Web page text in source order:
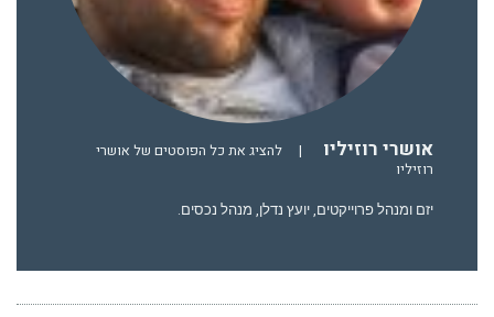
אושרי רוזיליו |
להציג את כל הפוסטים של אושרי
רוזיליו
יזם ומנהל פרוייקטים, יועץ נדלן, מנהל נכסים.